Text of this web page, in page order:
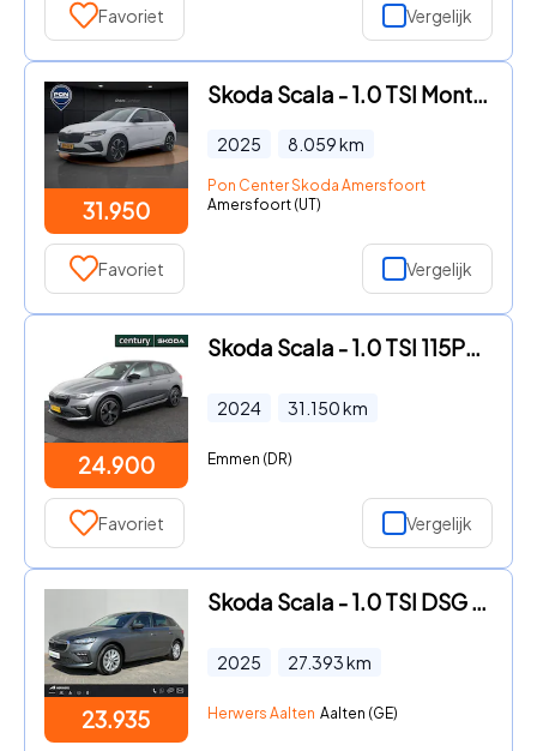
Favoriet Vergelijk
31.950
Skoda Scala - 1.0 TSI Monte Carlo | Pano dak | Trekhaak | Camera | Carplay
2025 8.059km
Pon Center Skoda Amersfoort
Amersfoort (UT)
Favoriet Vergelijk
24.900
Skoda Scala - 1.0 TSI 115Pk Automaat Monte Carlo / Clima / Camera / Elek.k
2024 31.150km
Emmen (DR)
Favoriet Vergelijk
23.935
Skoda Scala - 1.0 TSI DSG Automaat Selection / Garantie tot 06-2029 tot 60
2025 27.393km
Herwers Aalten Aalten (GE)